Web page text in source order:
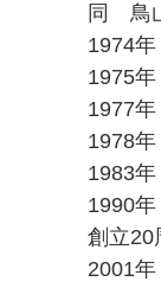
同 鳥
1974
1975
1977
1978
1983
1990
創立
2001